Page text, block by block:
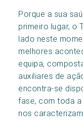
Porque a sua
primeiro lugar, o
lado neste
melhores
equipa,
auxiliares de
encontra-se
fase, com toda
nos caracterizam.